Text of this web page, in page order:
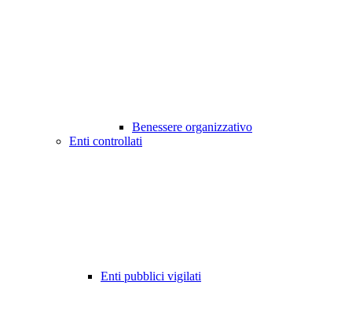
Benessere organizzativo
Enti controllati
Enti pubblici vigilati